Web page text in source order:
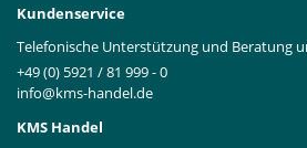
Kundenservice
Telefonische Unterstützung und Beratung
+49 (0) 5921 / 81 999 - 0
info@kms-handel.de
KMS Handel